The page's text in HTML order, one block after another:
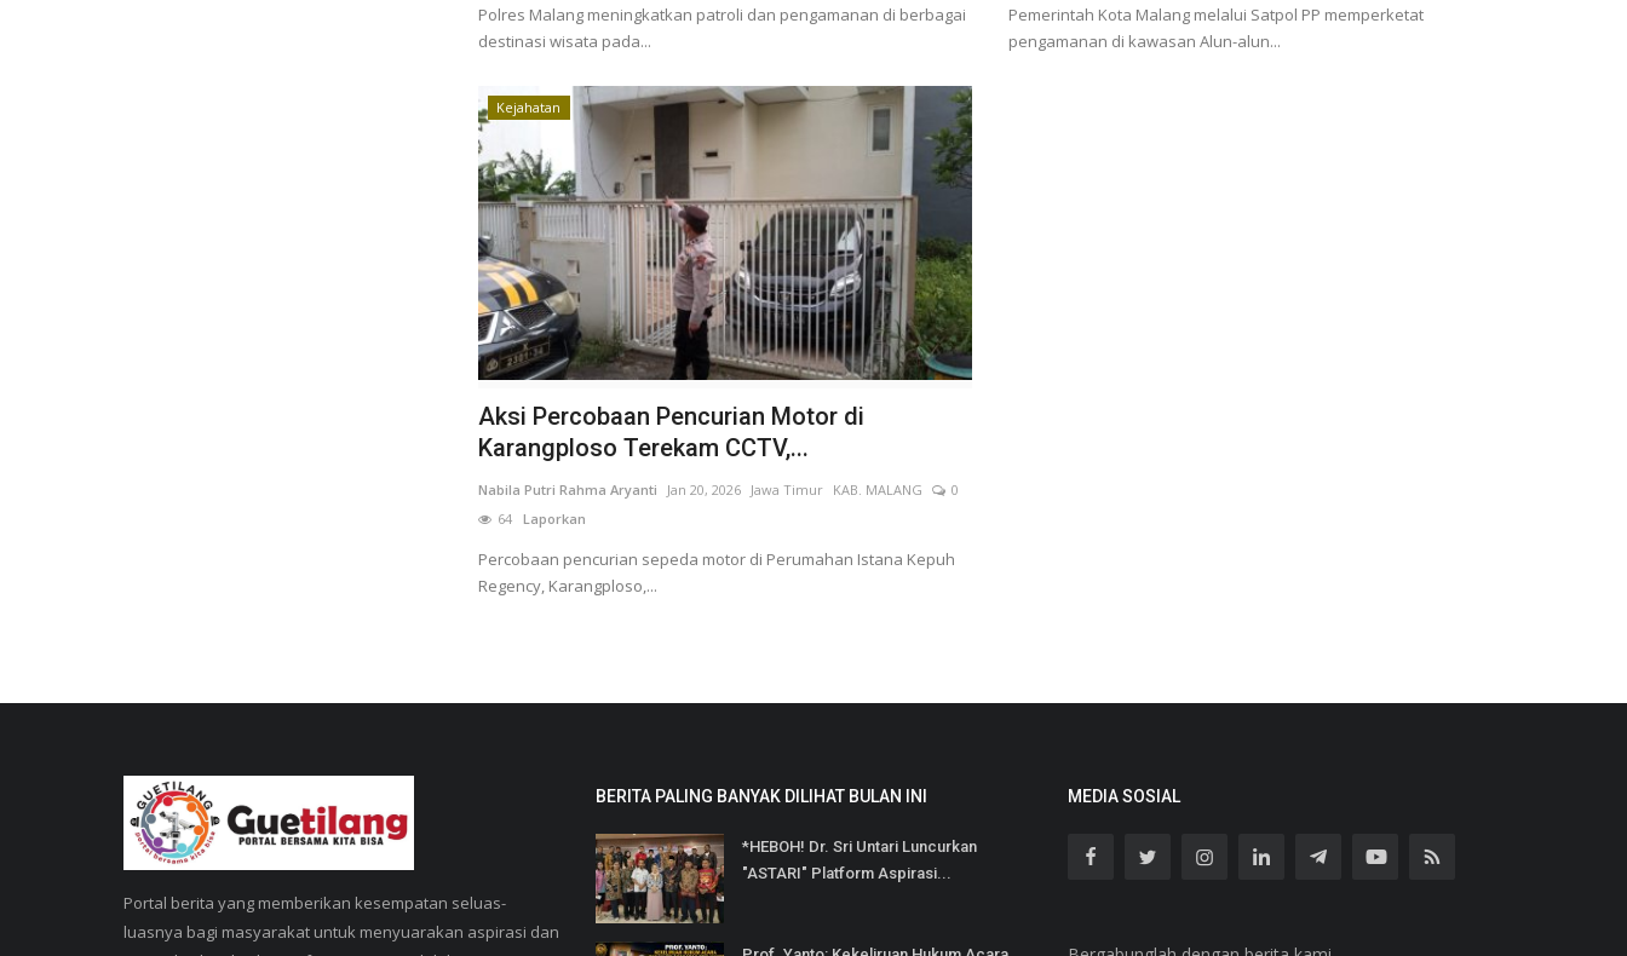
Polres Malang meningkatkan patroli dan pengamanan di berbagai
destinasi wisata pada...
Pemerintah Kota Malang melalui Satpol PP memperketat
pengamanan di kawasan Alun-alun...
Kejahatan
Aksi Percobaan Pencurian Motor di
Karangploso Terekam CCTV,...
Nabila Putri Rahma Aryanti Jan 20, 2026 Jawa Timur KAB. MALANG
0
64Laporkan
Percobaan pencurian sepeda motor di Perumahan Istana Kepuh
Regency, Karangploso,...
Portal berita yang memberikan kesempatan seluas-
luasnya bagi masyarakat untuk menyuarakan aspirasi dan
BERITA PALING BANYAK DILIHAT BULAN INI
*HEBOH! Dr. Sri Untari Luncurkan
"ASTARI" Platform Aspirasi...
MEDIA SOSIAL